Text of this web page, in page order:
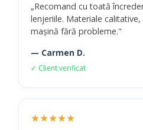
„Recomand cu toată
lenjeriile. Materiale
mașină fără probleme."
— Carmen D.
✓ Client verificat
★★★★★